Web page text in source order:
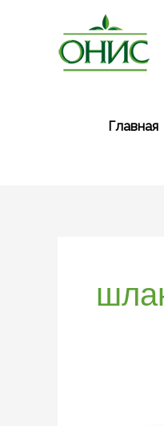
содержимому
Главная